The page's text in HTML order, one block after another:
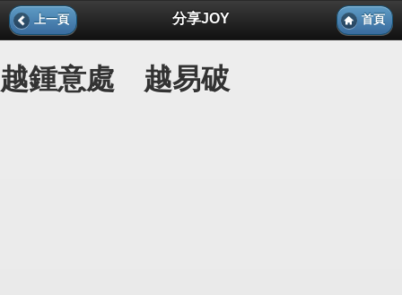
上一頁 分享JOY 首頁
越鍾意處 越易破